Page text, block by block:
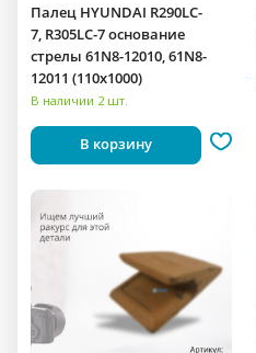
Палец HYUNDAI R290LC-
7, R305LC-7 основание
стрелы 61N8-12010, 61N8-
12011 (110x1000)
В наличии 2 шт.
В корзину